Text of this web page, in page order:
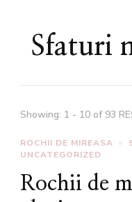
Sfaturi
Showing: 1 - 10 of 93
ROCHII DE MIREASA
UNCATEGORIZED
Rochii de